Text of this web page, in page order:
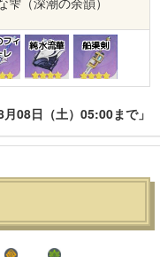
フィ
レ
純水流華 船渠剣
08日（土）05:00まで」